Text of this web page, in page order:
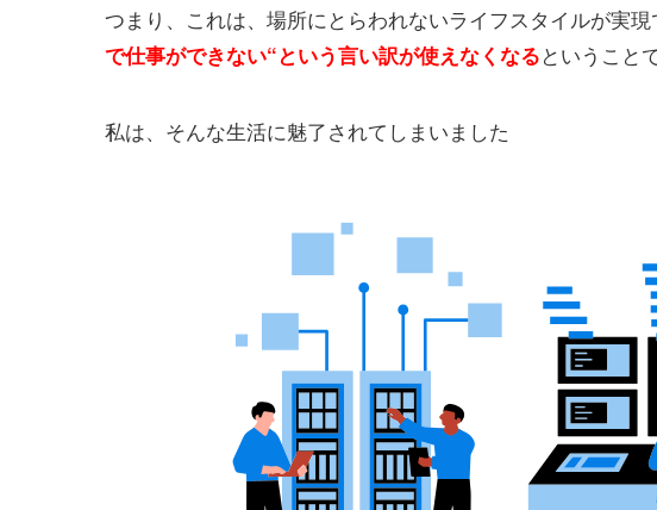
つまり、これは、 場所にとらわれないライフスタイルが実
で仕事ができない“という言い訳が使えなくなるということ
私は、そんな生活に魅了されてしまいました